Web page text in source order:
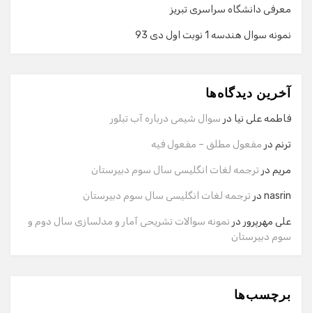
معرفی دانشگاه سراسری تبریز
نمونه سوال هندسه 1 نوبت اول دی 93
آخرین دیدگاه‌ها
فاطمه علی نیا در سوال شیمی درباره آب تبلور
ترنم در مفعول مطلق – مفعول فیه
مریم در ترجمه لغات انگلیسی سال سوم دبیرستان
nasrin در ترجمه لغات انگلیسی سال سوم دبیرستان
علی مهرپرور در نمونه سوالات تشریحی آمار و مدلسازی سال دوم و
سوم دبیرستان
برچسب‌ها
گفت‌وگو با دستیار هوشمند
سلام! برای شروع گفت‌وگو لطفاً شماره تماس یا ایمیل خود را
وارد کنید.
ایمیل